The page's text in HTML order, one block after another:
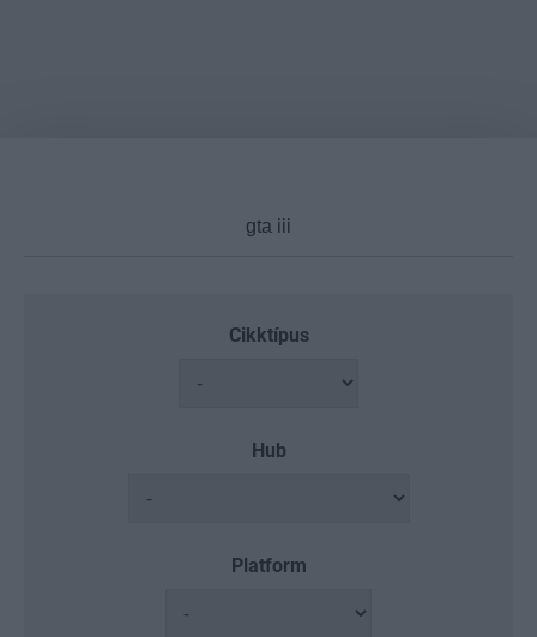
Cikktípus
Hub
Platform